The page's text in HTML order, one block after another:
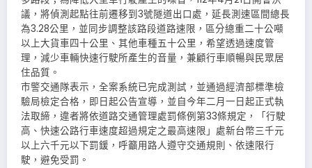
議，將偵測起點往前遷移到3號隧道出口處，延長測速區間總長
為3.28公里，並同步調整該路段道路速限，區分總重二十公噸
以上大貨車四十公里、其他車種五十公里，希望透過速度管
理，減少車輛快速行駛所產生的音量，兼顧行車順暢與民眾居
住品質。
市警交通隊表示，全案系統已完成測試，並通過經濟部標準檢
驗局檢定合格，即日起公告宣導，並自今年二月一日起正式執
法取締，違者將依道路交通管理處罰條例第33條規定，「行駛
高、快速公路行車速度超過規定之最高速限」處新台幣三千元
以上六千元以下罰鍰，呼籲用路人遵守交通規則、依速限行
駛，避免受罰。